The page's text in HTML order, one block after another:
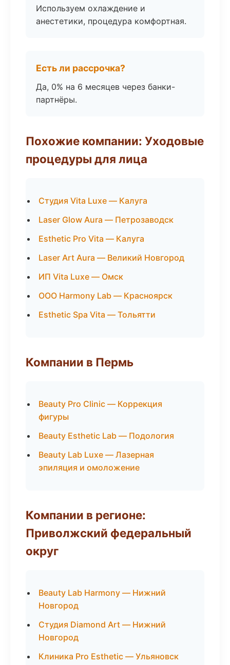
Используем охлаждение и
анестетики, процедура комфортная.
Есть ли рассрочка?
Да, 0% на 6 месяцев через банки-
партнёры.
Похожие компании: Уходовые
процедуры для лица
Студия Vita Luxe — Калуга
Laser Glow Aura — Петрозаводск
Esthetic Pro Vita — Калуга
Laser Art Aura — Великий Новгород
ИП Vita Luxe — Омск
ООО Harmony Lab — Красноярск
Esthetic Spa Vita — Тольятти
Компании в Пермь
Beauty Pro Clinic — Коррекция
фигуры
Beauty Esthetic Lab — Подология
Beauty Lab Luxe — Лазерная
эпиляция и омоложение
Компании в регионе:
Приволжский федеральный
округ
Beauty Lab Harmony — Нижний
Новгород
Студия Diamond Art — Нижний
Новгород
Клиника Pro Esthetic — Ульяновск